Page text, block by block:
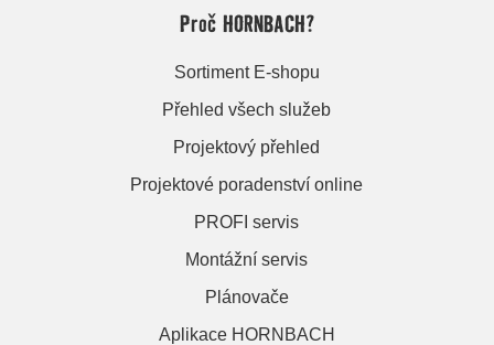
Proč HORNBACH?
Sortiment E-shopu
Přehled všech služeb
Projektový přehled
Projektové poradenství online
PROFI servis
Montážní servis
Plánovače
Aplikace HORNBACH